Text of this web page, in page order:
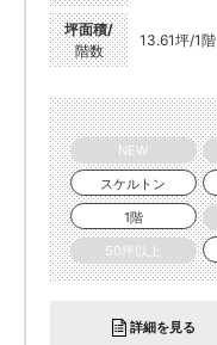
坪面積/
階数
13.61坪/1階
NEW
スケルトン
1階
50坪以上
詳細を見る